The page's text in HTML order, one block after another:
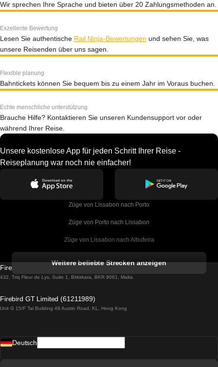
Wir sprechen Ihre Sprache und bieten über 20 Zahlungsmethoden an.
Exzellente Bewertung
Lesen Sie authentische Rail Ninja-Bewertungen und sehen Sie, was
unsere Reisenden über uns sagen.
Flexible planung
Bahntickets können Sie bequem bis zu einem Jahr im Voraus buchen.
Echte menschliche unterstützung
Brauche Hilfe? Kontaktieren Sie unseren Kundensupport vor oder
während Ihrer Reise.
Unsere kostenlose App für jeden Schritt Ihrer Reise -
Reiseplanung war noch nie einfacher!
Züge von Lissabon nach Porto
Züge von Porto nach Lissabon
Züge von Lissabon nach Albufeira
Züge von Lissabon nach Lagos
Züge von Lissabon nach Madrid
Weitere beliebte Strecken anzeigen
Firebird GT Limited (OC 1451)
432, Triq Fleur de Lys, Suite 1, Birkirkara, BKR 9061, Malta
Firebird GT Limited (61211989)
Unit G 15/F Tal Building 49 Austin Road, KL, Hong Kong
Deutsch